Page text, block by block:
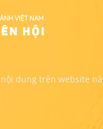
dung trên website